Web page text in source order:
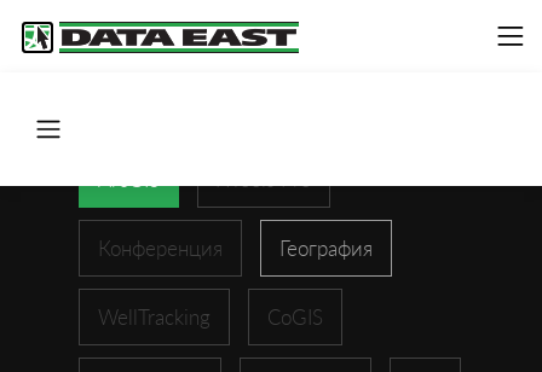
Конференция География
WellTracking CoGIS